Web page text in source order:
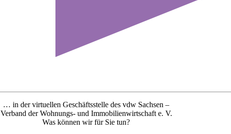
… in der virtuellen Geschäftsstelle des vdw Sachsen –
Verband der Wohnungs- und Immobilienwirtschaft e. V.
Was können wir für Sie tun?